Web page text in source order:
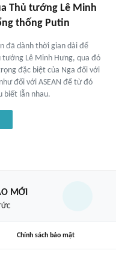
Thủ tướng Lê Minh
thống Putin
đã dành thời gian dài để
Lê Minh Hưng, qua đó
đặc biệt của Nga đối với
đối với ASEAN để từ đó
biết lẫn nhau.
MỚI
Chính sách bảo mật